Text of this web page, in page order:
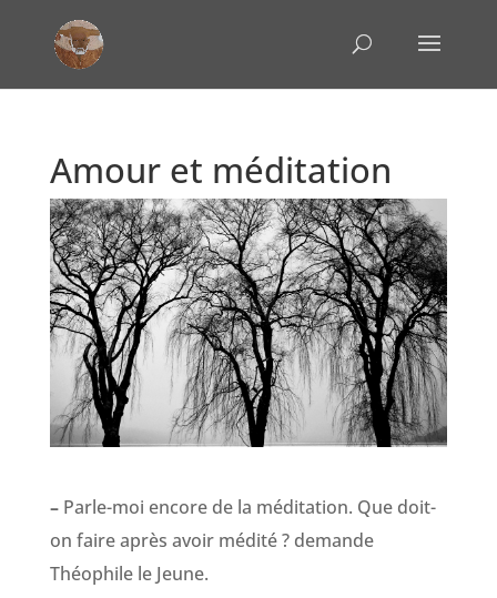
Amour et méditation
– Parle-moi encore de la méditation. Que doit-
on faire après avoir médité ? demande
Théophile le Jeune.